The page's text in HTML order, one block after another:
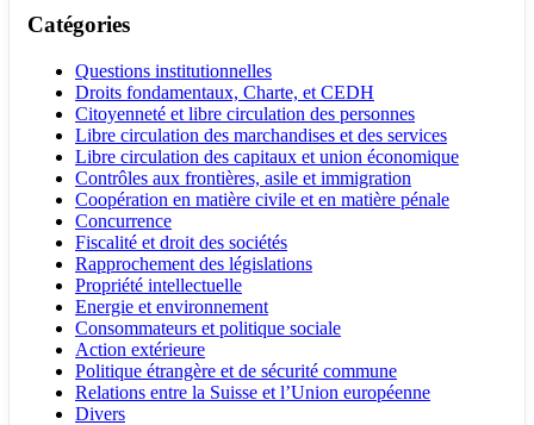
Catégories
Questions institutionnelles
Droits fondamentaux, Charte, et CEDH
Citoyenneté et libre circulation des personnes
Libre circulation des marchandises et des services
Libre circulation des capitaux et union économique
Contrôles aux frontières, asile et immigration
Coopération en matière civile et en matière pénale
Concurrence
Fiscalité et droit des sociétés
Rapprochement des législations
Propriété intellectuelle
Energie et environnement
Consommateurs et politique sociale
Action extérieure
Politique étrangère et de sécurité commune
Relations entre la Suisse et l’Union européenne
Divers